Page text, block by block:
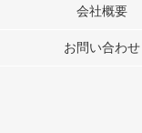
行っています。
メディアや広告配信、デ
会社概要
お問い合わせ